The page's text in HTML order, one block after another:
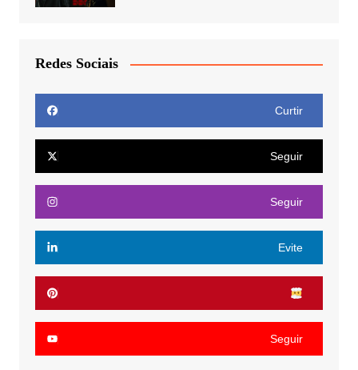
Redes Sociais
Curtir
Seguir
Seguir
Evite
Seguir